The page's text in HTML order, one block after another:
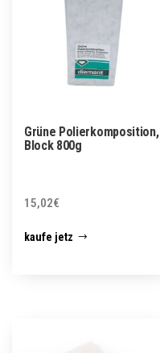
Grüne Polierkomposition,
Block 800g
15,02€
kaufe jetz